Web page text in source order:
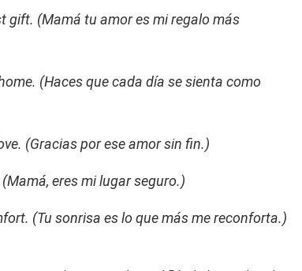
gift. (Mamá tu amor es mi regalo más
(Haces que cada día se sienta como
(Gracias por ese amor sin fin.)
eres mi lugar seguro.)
(Tu sonrisa es lo que más me reconforta.)